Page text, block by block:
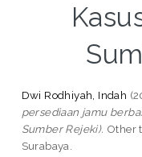
Dwi Rodhiyah, Indah
persediaan jamu
Sumber Rejeki). Other
Surabaya.